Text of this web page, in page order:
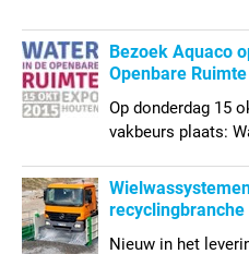
Bezoek Aquaco
Openbare Ruimte
Op donderdag 15
vakbeurs plaats:
recyclingbranche
Nieuw in het